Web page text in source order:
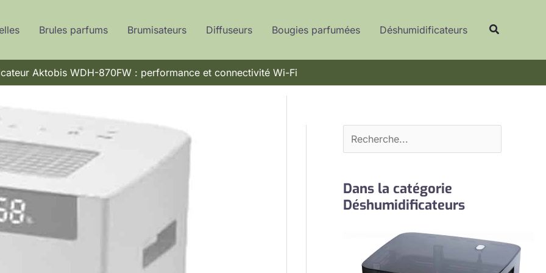
Brules parfums Brumisateurs Diffuseurs Bougies parfumées Déshumidificateurs
Aktobis WDH-870FW : performance et connectivité Wi-Fi
e
e
c
r
Dans la catégorie
Déshumidificateurs